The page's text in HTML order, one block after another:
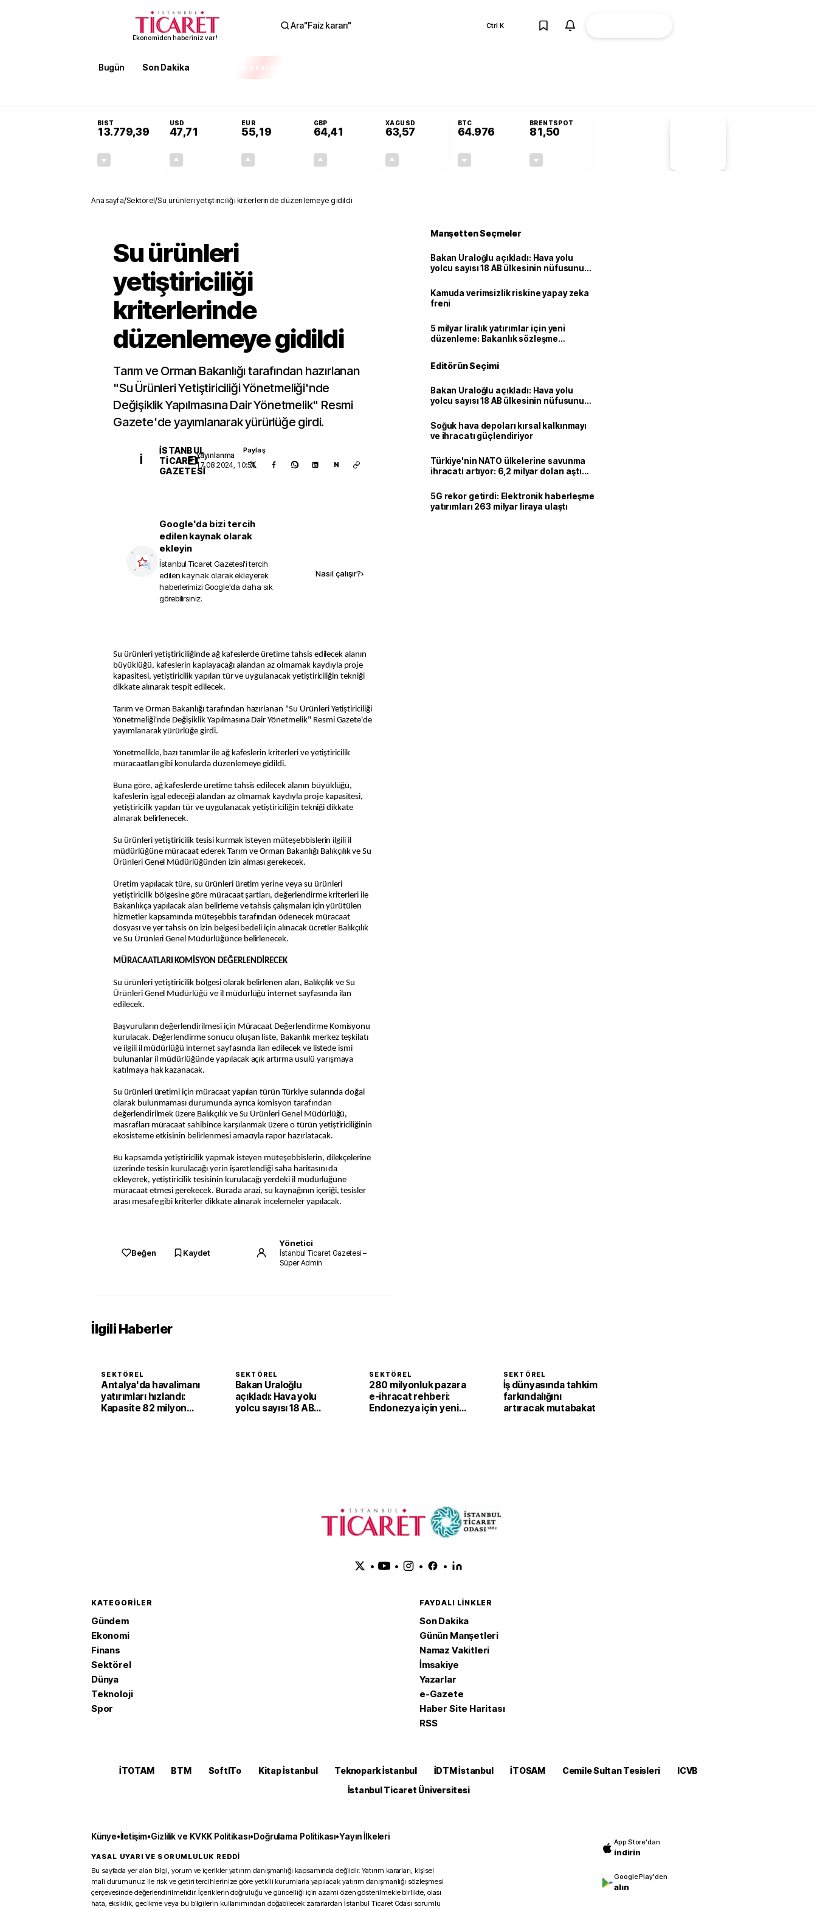
Ekonomiden haberiniz var!
Ara"Faiz kararı" Ctrl K
Bugün Son Dakika EKSTRA
BIST
13.779,39
USD
47,71
EUR
55,19
GBP
64,41
XAGUSD
63,57
BTC
64.976
BRENTSPOT
81,50
Anasayfa/Sektörel/Su ürünleri yetiştiriciliği kriterlerinde düzenlemeye gidildi
Su ürünleri
yetiştiriciliği
kriterlerinde
düzenlemeye gidildi
Tarım ve Orman Bakanlığı tarafından hazırlanan
"Su Ürünleri Yetiştiriciliği Yönetmeliği'nde
Değişiklik Yapılmasına Dair Yönetmelik" Resmi
Gazete'de yayımlanarak yürürlüğe girdi.
İ
İSTANBUL
TICARET
GAZETESI
Yayınlanma
17.08.2024, 10:51
Paylaş
N
Google'da bizi tercih
edilen kaynak olarak
ekleyin
İstanbul Ticaret Gazetesi'i tercih
edilen kaynak olarak ekleyerek
haberlerimizi Google'da daha sık
görebilirsiniz.
Nasıl çalışır?›
Su ürünleri yetiştiriciliğinde ağ kafeslerde üretime tahsis edilecek alanın
büyüklüğü, kafeslerin kaplayacağı alandan az olmamak kaydıyla proje
kapasitesi, yetiştiricilik yapılan tür ve uygulanacak yetiştiriciliğin tekniği
dikkate alınarak tespit edilecek.
Tarım ve Orman Bakanlığı tarafından hazırlanan "Su Ürünleri Yetiştiriciliği
Yönetmeliği'nde Değişiklik Yapılmasına Dair Yönetmelik" Resmi Gazete'de
yayımlanarak yürürlüğe girdi.
Yönetmelikle, bazı tanımlar ile ağ kafeslerin kriterleri ve yetiştiricilik
müracaatları gibi konularda düzenlemeye gidildi.
Buna göre, ağ kafeslerde üretime tahsis edilecek alanın büyüklüğü,
kafeslerin işgal edeceği alandan az olmamak kaydıyla proje kapasitesi,
yetiştiricilik yapılan tür ve uygulanacak yetiştiriciliğin tekniği dikkate
alınarak belirlenecek.
Su ürünleri yetiştiricilik tesisi kurmak isteyen müteşebbislerin ilgili il
müdürlüğüne müracaat ederek Tarım ve Orman Bakanlığı Balıkçılık ve Su
Ürünleri Genel Müdürlüğünden izin alması gerekecek.
Üretim yapılacak türe, su ürünleri üretim yerine veya su ürünleri
yetiştiricilik bölgesine göre müracaat şartları, değerlendirme kriterleri ile
Bakanlıkça yapılacak alan belirleme ve tahsis çalışmaları için yürütülen
hizmetler kapsamında müteşebbis tarafından ödenecek müracaat
dosyası ve yer tahsis ön izin belgesi bedeli için alınacak ücretler Balıkçılık
ve Su Ürünleri Genel Müdürlüğünce belirlenecek.
MÜRACAATLARI KOMİSYON DEĞERLENDİRECEK
Su ürünleri yetiştiricilik bölgesi olarak belirlenen alan, Balıkçılık ve Su
Ürünleri Genel Müdürlüğü ve il müdürlüğü internet sayfasında ilan
edilecek.
Başvuruların değerlendirilmesi için Müracaat Değerlendirme Komisyonu
kurulacak. Değerlendirme sonucu oluşan liste, Bakanlık merkez teşkilatı
ve ilgili il müdürlüğü internet sayfasında ilan edilecek ve listede ismi
bulunanlar il müdürlüğünde yapılacak açık artırma usulü yarışmaya
katılmaya hak kazanacak.
Su ürünleri üretimi için müracaat yapılan türün Türkiye sularında doğal
olarak bulunmaması durumunda ayrıca komisyon tarafından
değerlendirilmek üzere Balıkçılık ve Su Ürünleri Genel Müdürlüğü,
masrafları müracaat sahibince karşılanmak üzere o türün yetiştiriciliğinin
ekosisteme etkisinin belirlenmesi amacıyla rapor hazırlatacak.
Bu kapsamda yetiştiricilik yapmak isteyen müteşebbislerin, dilekçelerine
üzerinde tesisin kurulacağı yerin işaretlendiği saha haritasını da
ekleyerek, yetiştiricilik tesisinin kurulacağı yerdeki il müdürlüğüne
müracaat etmesi gerekecek. Burada arazi, su kaynağının içeriği, tesisler
arası mesafe gibi kriterler dikkate alınarak incelemeler yapılacak.
Beğen Kaydet
Yönetici
İstanbul Ticaret Gazetesi –
Süper Admin
Manşetten Seçmeler
Bakan Uraloğlu açıkladı: Hava yolu
yolcu sayısı 18 AB ülkesinin nüfusunu
Kamuda verimsizlik riskine yapay zeka
freni
5 milyar liralık yatırımlar için yeni
düzenleme: Bakanlık sözleşme
Editörün Seçimi
Bakan Uraloğlu açıkladı: Hava yolu
yolcu sayısı 18 AB ülkesinin nüfusunu
Soğuk hava depoları kırsal kalkınmayı
ve ihracatı güçlendiriyor
Türkiye'nin NATO ülkelerine savunma
ihracatı artıyor: 6,2 milyar doları aştı
5G rekor getirdi: Elektronik haberleşme
yatırımları 263 milyar liraya ulaştı
İlgili Haberler
SEKTÖREL
Antalya'da havalimanı
yatırımları hızlandı:
Kapasite 82 milyon
SEKTÖREL
Bakan Uraloğlu
açıkladı: Hava yolu
yolcu sayısı 18 AB
SEKTÖREL
280 milyonluk pazara
e-ihracat rehberi:
Endonezya için yeni
SEKTÖREL
İş dünyasında tahkim
farkındalığını
artıracak mutabakat
• • • •
KATEGORILER
Gündem
Ekonomi
Finans
Sektörel
Dünya
Teknoloji
Spor
FAYDALI LINKLER
Son Dakika
Günün Manşetleri
Namaz Vakitleri
İmsakiye
Yazarlar
e-Gazete
Haber Site Haritası
RSS
İTOTAM BTM SoftITo Kitap İstanbul Teknopark İstanbul İDTM İstanbul İTOSAM Cemile Sultan Tesisleri
ICVB
İstanbul Ticaret Üniversitesi
Künye•İletişim•Gizlilik ve KVKK Politikası•Doğrulama Politikası•Yayın İlkeleri
YASAL UYARI VE SORUMLULUK REDDİ
Bu sayfada yer alan bilgi, yorum ve içerikler yatırım danışmanlığı kapsamında değildir. Yatırım kararları, kişisel
mali durumunuz ile risk ve getiri tercihlerinize göre yetkili kurumlarla yapılacak yatırım danışmanlığı sözleşmesi
çerçevesinde değerlendirilmelidir. İçeriklerin doğruluğu ve güncelliği için azami özen gösterilmekle birlikte, olası
hata, eksiklik, gecikme veya bu bilgilerin kullanımından doğabilecek zararlardan İstanbul Ticaret Odası sorumlu
App Store'dan
indirin
Google Play'den
alın